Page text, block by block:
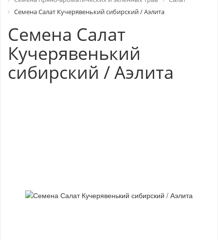
Семена Салат Кучерявенький сибирский / Аэлита
Семена Салат
Кучерявенький
сибирский / Аэлита